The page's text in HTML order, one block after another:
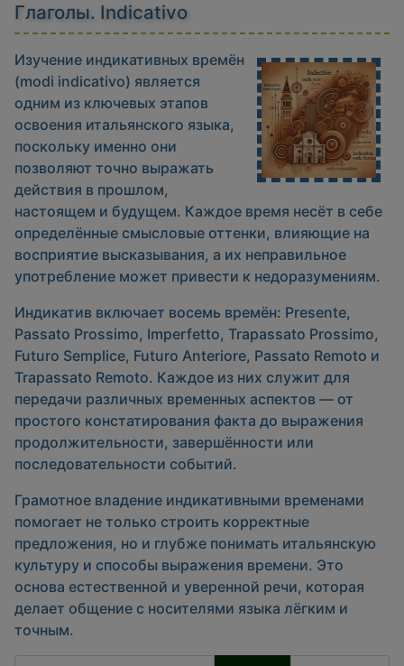
Глаголы. Indicativo
Изучение индикативных времён
(modi indicativo) является
одним из ключевых этапов
освоения итальянского языка,
поскольку именно они
позволяют точно выражать
действия в прошлом,
настоящем и будущем. Каждое время несёт в себе
определённые смысловые оттенки, влияющие на
восприятие высказывания, а их неправильное
употребление может привести к недоразумениям.
Индикатив включает восемь времён: Presente,
Passato Prossimo, Imperfetto, Trapassato Prossimo,
Futuro Semplice, Futuro Anteriore, Passato Remoto и
Trapassato Remoto. Каждое из них служит для
передачи различных временных аспектов — от
простого констатирования факта до выражения
продолжительности, завершённости или
последовательности событий.
Грамотное владение индикативными временами
помогает не только строить корректные
предложения, но и глубже понимать итальянскую
культуру и способы выражения времени. Это
основа естественной и уверенной речи, которая
делает общение с носителями языка лёгким и
точным.